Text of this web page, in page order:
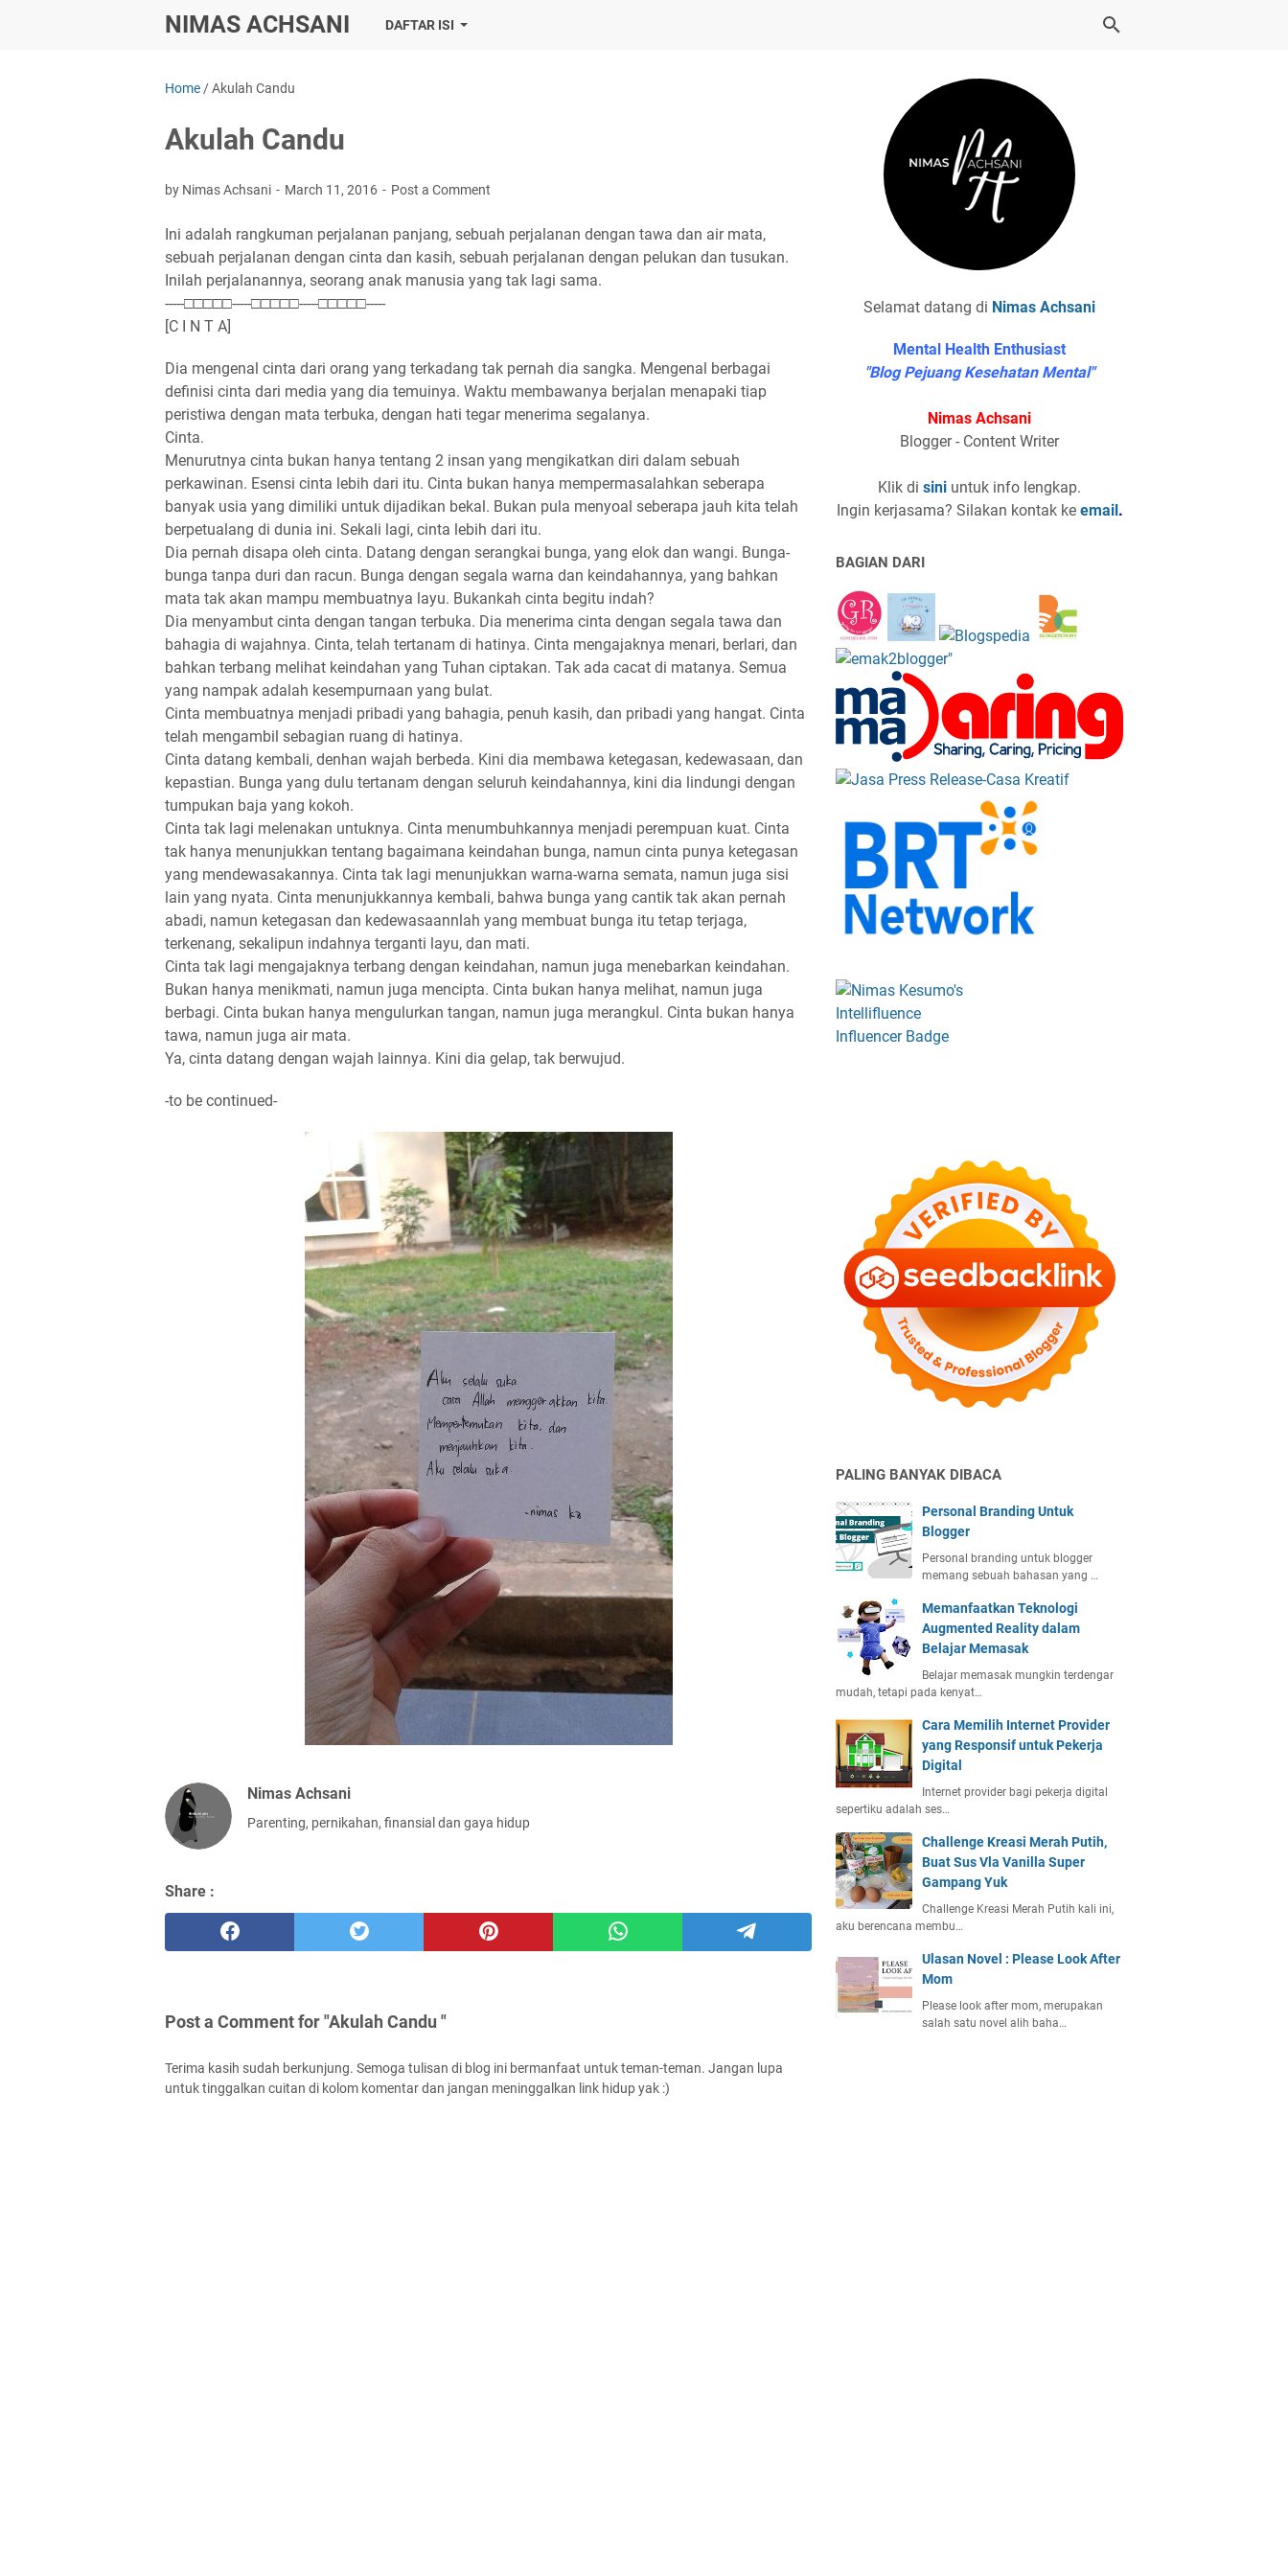
NIMAS ACHSANI DAFTAR ISI
Home /Akulah Candu
Akulah Candu
by Nimas Achsani March 11, 2016 Post a Comment
Ini adalah rangkuman perjalanan panjang, sebuah perjalanan dengan tawa dan air mata,
sebuah perjalanan dengan cinta dan kasih, sebuah perjalanan dengan pelukan dan tusukan.
Inilah perjalanannya, seorang anak manusia yang tak lagi sama.
-----□□□□□-----□□□□□-----□□□□□-----
[C I N T A]
Dia mengenal cinta dari orang yang terkadang tak pernah dia sangka. Mengenal berbagai
definisi cinta dari media yang dia temuinya. Waktu membawanya berjalan menapaki tiap
peristiwa dengan mata terbuka, dengan hati tegar menerima segalanya.
Cinta.
Menurutnya cinta bukan hanya tentang 2 insan yang mengikatkan diri dalam sebuah
perkawinan. Esensi cinta lebih dari itu. Cinta bukan hanya mempermasalahkan seberapa
banyak usia yang dimiliki untuk dijadikan bekal. Bukan pula menyoal seberapa jauh kita telah
berpetualang di dunia ini. Sekali lagi, cinta lebih dari itu.
Dia pernah disapa oleh cinta. Datang dengan serangkai bunga, yang elok dan wangi. Bunga-
bunga tanpa duri dan racun. Bunga dengan segala warna dan keindahannya, yang bahkan
mata tak akan mampu membuatnya layu. Bukankah cinta begitu indah?
Dia menyambut cinta dengan tangan terbuka. Dia menerima cinta dengan segala tawa dan
bahagia di wajahnya. Cinta, telah tertanam di hatinya. Cinta mengajaknya menari, berlari, dan
bahkan terbang melihat keindahan yang Tuhan ciptakan. Tak ada cacat di matanya. Semua
yang nampak adalah kesempurnaan yang bulat.
Cinta membuatnya menjadi pribadi yang bahagia, penuh kasih, dan pribadi yang hangat. Cinta
telah mengambil sebagian ruang di hatinya.
Cinta datang kembali, denhan wajah berbeda. Kini dia membawa ketegasan, kedewasaan, dan
kepastian. Bunga yang dulu tertanam dengan seluruh keindahannya, kini dia lindungi dengan
tumpukan baja yang kokoh.
Cinta tak lagi melenakan untuknya. Cinta menumbuhkannya menjadi perempuan kuat. Cinta
tak hanya menunjukkan tentang bagaimana keindahan bunga, namun cinta punya ketegasan
yang mendewasakannya. Cinta tak lagi menunjukkan warna-warna semata, namun juga sisi
lain yang nyata. Cinta menunjukkannya kembali, bahwa bunga yang cantik tak akan pernah
abadi, namun ketegasan dan kedewasaannlah yang membuat bunga itu tetap terjaga,
terkenang, sekalipun indahnya terganti layu, dan mati.
Cinta tak lagi mengajaknya terbang dengan keindahan, namun juga menebarkan keindahan.
Bukan hanya menikmati, namun juga mencipta. Cinta bukan hanya melihat, namun juga
berbagi. Cinta bukan hanya mengulurkan tangan, namun juga merangkul. Cinta bukan hanya
tawa, namun juga air mata.
Ya, cinta datang dengan wajah lainnya. Kini dia gelap, tak berwujud.
-to be continued-
Nimas Achsani
Parenting, pernikahan, finansial dan gaya hidup
Share :
Post a Comment for "Akulah Candu "
Terima kasih sudah berkunjung. Semoga tulisan di blog ini bermanfaat untuk teman-teman. Jangan lupa
untuk tinggalkan cuitan di kolom komentar dan jangan meninggalkan link hidup yak :)
Selamat datang di Nimas Achsani
Mental Health Enthusiast
"Blog Pejuang Kesehatan Mental"
Nimas Achsani
Blogger - Content Writer
Klik di sini untuk info lengkap.
Ingin kerjasama? Silakan kontak ke email.
BAGIAN DARI
PALING BANYAK DIBACA
Personal Branding Untuk
Blogger
Personal branding untuk blogger
memang sebuah bahasan yang …
Memanfaatkan Teknologi
Augmented Reality dalam
Belajar Memasak
Belajar memasak mungkin terdengar
mudah, tetapi pada kenyat…
Cara Memilih Internet Provider
yang Responsif untuk Pekerja
Digital
Internet provider bagi pekerja digital
sepertiku adalah ses…
Challenge Kreasi Merah Putih,
Buat Sus Vla Vanilla Super
Gampang Yuk
Challenge Kreasi Merah Putih kali ini,
aku berencana membu…
Ulasan Novel : Please Look After
Mom
Please look after mom, merupakan
salah satu novel alih baha…